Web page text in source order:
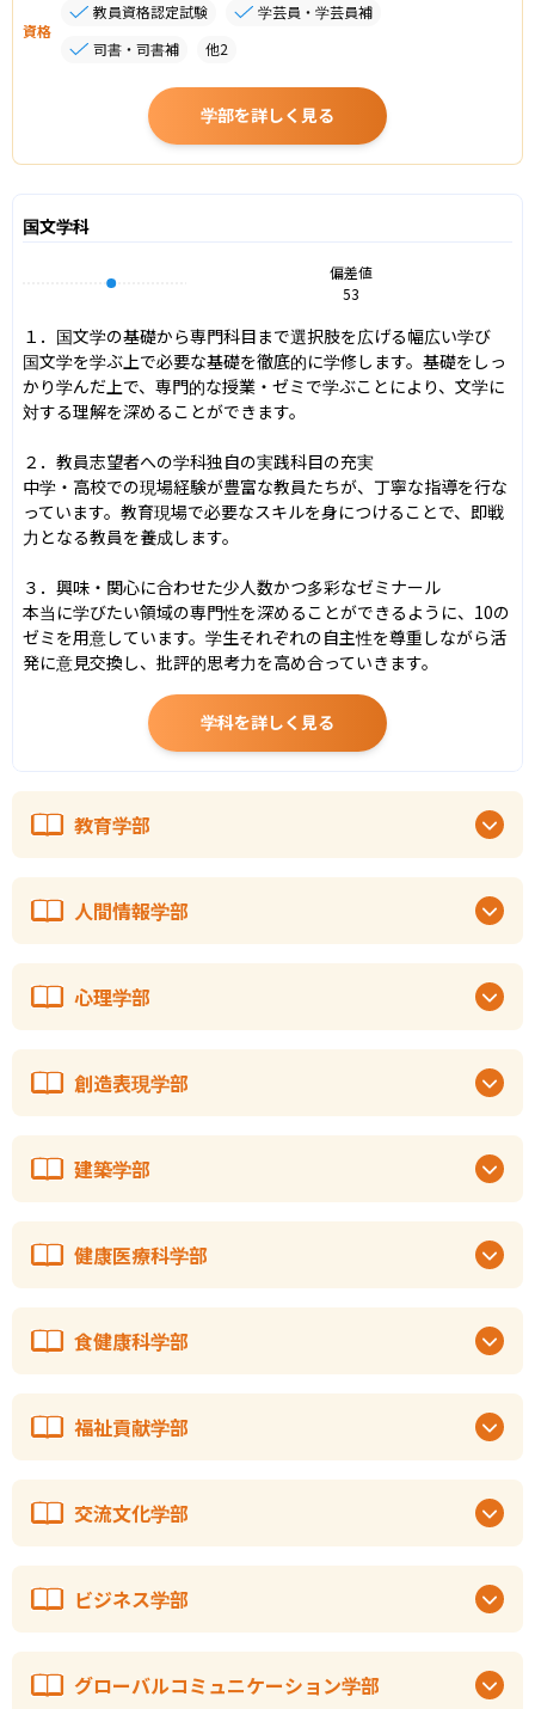
資格
教員資格認定試験
学芸員・学芸員補
司書・司書補
他2
学部を詳しく見る
国文学科
偏差値
53
１．国文学の基礎から専門科目まで選択肢を広げる幅広い学び
国文学を学ぶ上で必要な基礎を徹底的に学修します。基礎をしっ
かり学んだ上で、専門的な授業・ゼミで学ぶことにより、文学に
対する理解を深めることができます。
２．教員志望者への学科独自の実践科目の充実
中学・高校での現場経験が豊富な教員たちが、丁寧な指導を行な
っています。教育現場で必要なスキルを身につけることで、即戦
力となる教員を養成します。
３．興味・関心に合わせた少人数かつ多彩なゼミナール
本当に学びたい領域の専門性を深めることができるように、10の
ゼミを用意しています。学生それぞれの自主性を尊重しながら活
発に意見交換し、批評的思考力を高め合っていきます。
学科を詳しく見る
教育学部
人間情報学部
心理学部
創造表現学部
建築学部
健康医療科学部
食健康科学部
福祉貢献学部
交流文化学部
ビジネス学部
グローバルコミュニケーション学部